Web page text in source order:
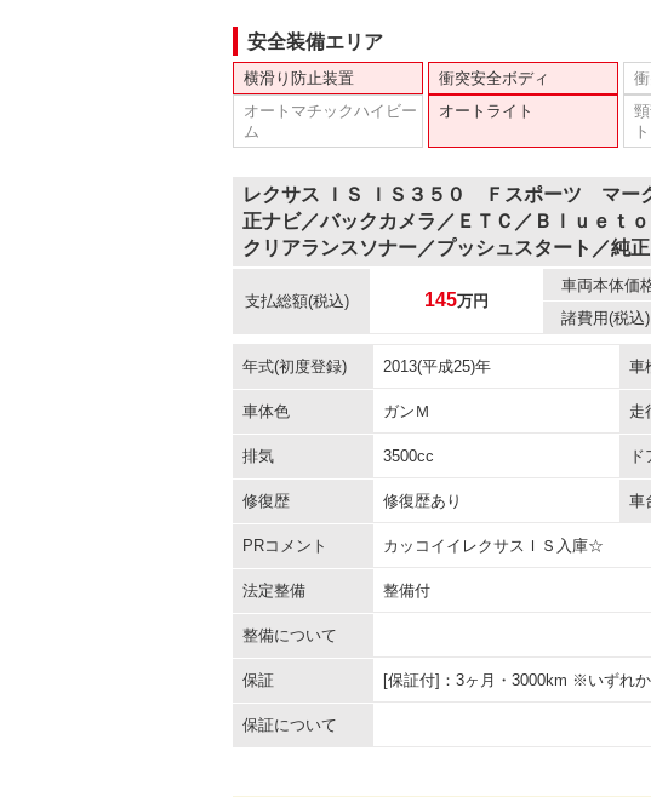
安全装備エリア
横滑り防止装置 衝突安全ボディ
オートマチックハイビー
ム
オートライト
ト
レクサス ＩＳ ＩＳ３５０ Ｆスポーツ マー
正ナビ／バックカメラ／ＥＴＣ／Ｂｌｕｅｔ
クリアランスソナー／プッシュスタート／純
支払総額(税込) 145万円
車両本体価
諸費用(税込)
年式(初度登録) 2013(平成25)年 車
車体色 ガンＭ 走
排気 3500cc ド
修復歴 修復歴あり 車
PRコメント カッコイイレクサスＩＳ入庫☆
法定整備 整備付
整備について
保証 [保証付]：3ヶ月・3000km ※いずれ
保証について